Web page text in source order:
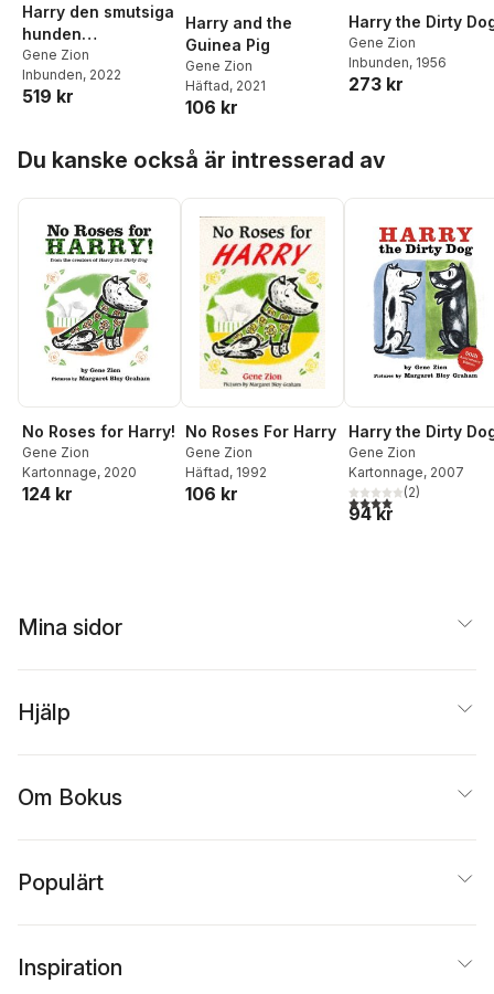
Harry den smutsiga
hunden
(Koreanska)
Gene Zion
Inbunden, 2022
519 kr
Harry and the
Guinea Pig
Gene Zion
Häftad, 2021
106 kr
Harry the Dirty
Gene Zion
Inbunden, 1956
273 kr
Du kanske också är intresserad av
No Roses for Harry!
Gene Zion
Kartonnage, 2020
124 kr
No Roses For Harry
Gene Zion
Häftad, 1992
106 kr
Harry the Dirty
Gene Zion
Kartonnage, 2007
4,0utav 5 stjärnor.
(2)
94 kr
Mina sidor
Hjälp
Om Bokus
Populärt
Inspiration